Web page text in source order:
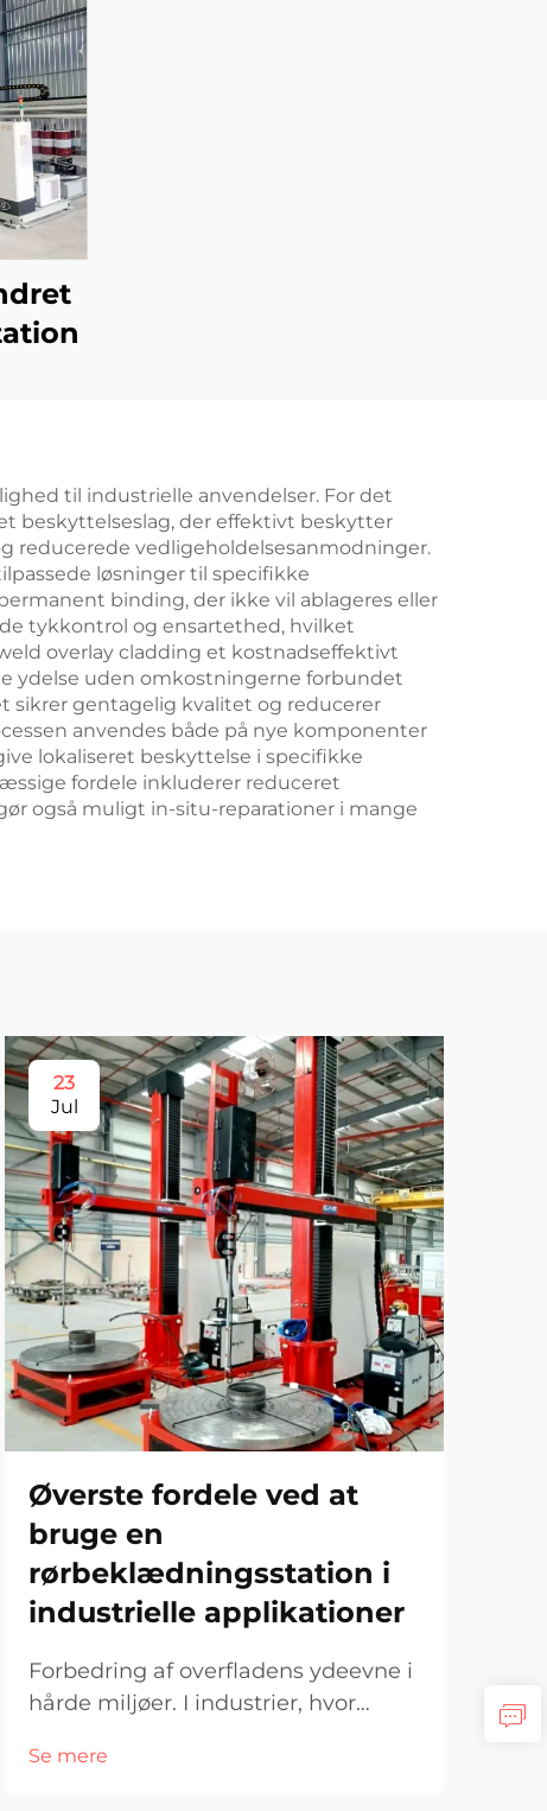
til industrielle anvendelser. For det
beskyttelseslag, der effektivt beskytter
reducerede vedligeholdelsesanmodninger.
løsninger til specifikke
binding, der ikke vil ablageres eller
tykkontrol og ensartethed, hvilket
overlay cladding et kostnadseffektivt
ydelse uden omkostningerne forbundet
sikrer gentagelig kvalitet og reducerer
anvendes både på nye komponenter
lokaliseret beskyttelse i specifikke
fordele inkluderer reduceret
også muligt in-situ-reparationer i mange
23
Jul
Øverste fordele ved at
bruge en
rørbeklædningsstation i
industrielle applikationer
Forbedring af overfladens ydeevne i
hårde miljøer. I industrier, hvor
almindeligt, er det afgørende for
Se mere